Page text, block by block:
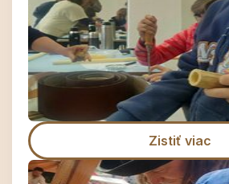
Zistiť viac